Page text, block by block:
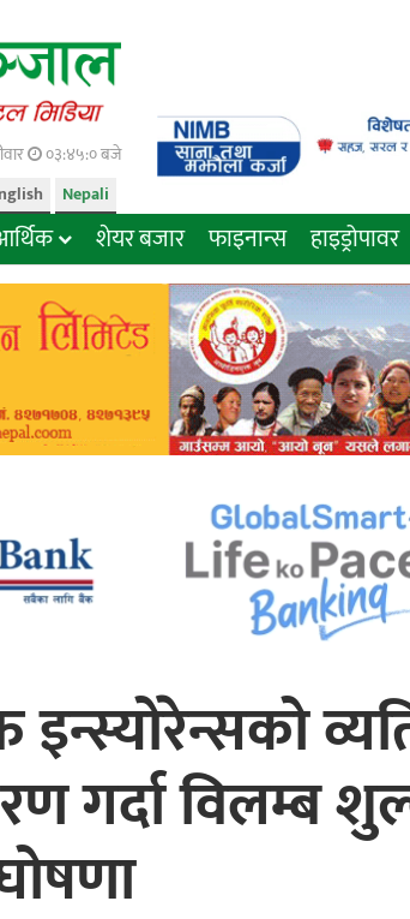
०३:४५:०१ बजे
Nepali
शेयर बजार फाइनान्स हाइड्रोपावर
गर्दा विलम्ब